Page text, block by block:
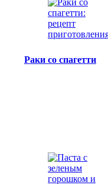
Раки со спагетти